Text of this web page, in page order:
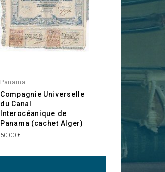
Panama
Compagnie Universelle
du Canal
Interocéanique de
Panama (cachet Alger)
50,00 €
Livres
French Canal -
Banville (Edition
30,00 €